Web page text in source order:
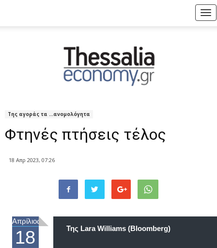
Της αγοράς τα ...ανομολόγητα
Φτηνές πτήσεις τέλος
18 Απρ 2023, 07:26
Απρίλιος
18 Της Lara Williams (Bloomberg)